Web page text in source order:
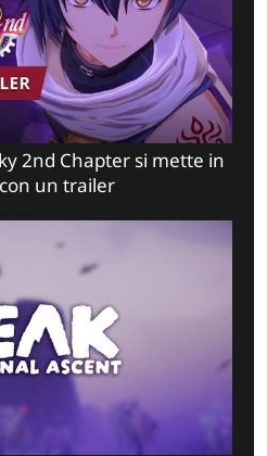
2nd Chapter si mette in
un trailer